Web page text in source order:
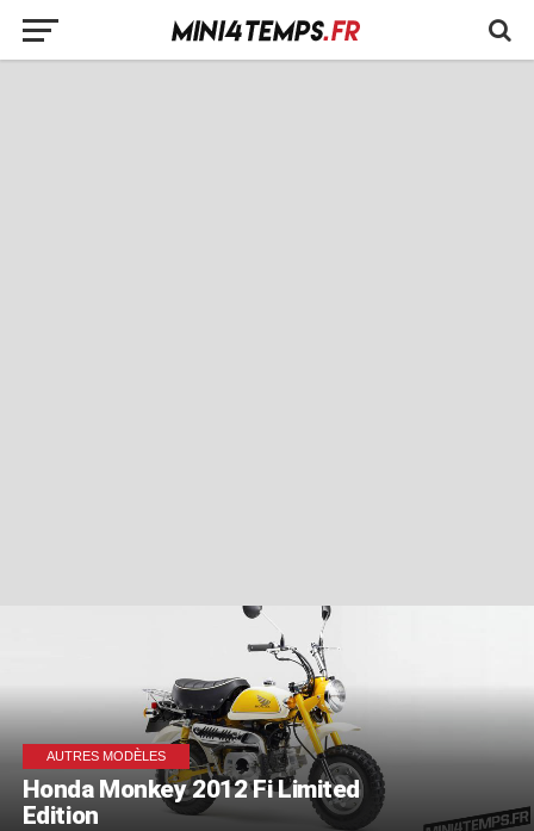
AUTRES MODÈLES
Honda Monkey 2012 Fi Limited
Edition